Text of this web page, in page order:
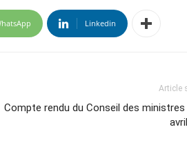
Linkedin
Article
Compte rendu du Conseil des ministres